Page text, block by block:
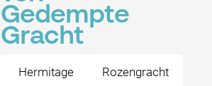
Gedempte
Gracht
Hermitage Rozengracht